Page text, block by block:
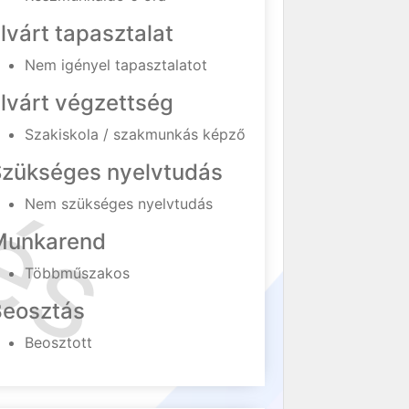
tapasztalat
Nem igényel tapasztalatot
végzettség
Szakiskola / szakmunkás képző
nyelvtudás
Nem szükséges nyelvtudás
Többműszakos
Beosztott